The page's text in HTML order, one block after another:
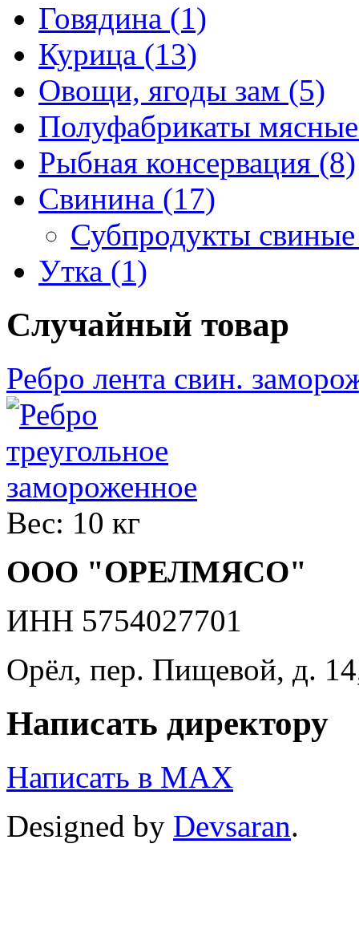
Говядина (1)
Курица (13)
Овощи, ягоды зам (5)
Полуфабрикаты
Рыбная консервация (8)
Свинина (17)
Субпродукты
Утка (1)
Случайный товар
Ребро лента свин.
Вес: 10 кг
ООО "ОРЕЛМЯСО"
ИНН 5754027701
Орёл, пер. Пищевой, д.
Написать директору
Написать в MAX
Designed by Devsaran.